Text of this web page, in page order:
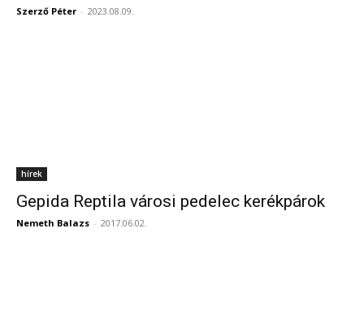
Szerző Péter - 2023.08.09.
hírek
Gepida Reptila városi pedelec kerékpárok
Nemeth Balazs - 2017.06.02.